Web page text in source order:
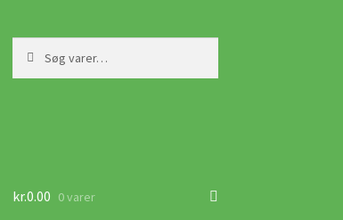
efter:
kr.0.00 0 varer